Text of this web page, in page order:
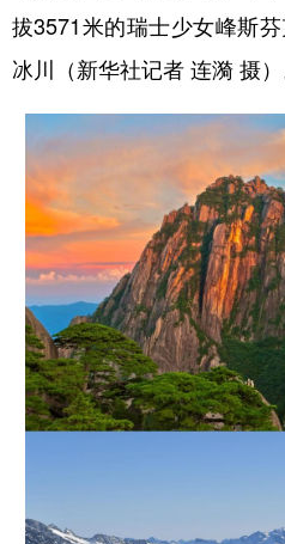
拔3571米的瑞士少女峰斯
冰川（新华社记者 连漪 摄）